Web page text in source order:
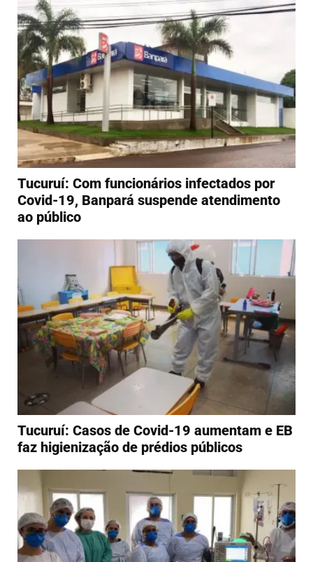
Tucuruí: Com funcionários infectados por
Covid-19, Banpará suspende atendimento
ao público
Tucuruí: Casos de Covid-19 aumentam e EB
faz higienização de prédios públicos